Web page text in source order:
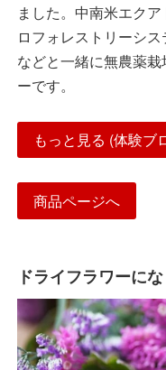
ました。中南米エク
ロフォレストリーシ
などと一緒に無農薬
ーです。
もっと見る (体験ブ
商品ページへ
ドライフラワーに